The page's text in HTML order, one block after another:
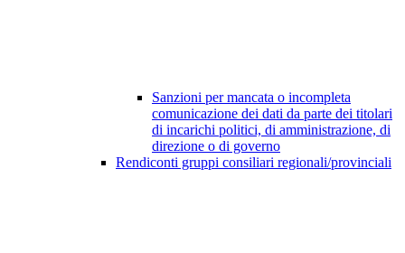
Sanzioni per mancata o incompleta
comunicazione dei dati da parte dei titolari
di incarichi politici, di amministrazione, di
direzione o di governo
Rendiconti gruppi consiliari regionali/provinciali